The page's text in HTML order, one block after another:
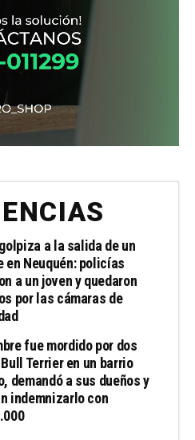
a la salida de un
en Neuquén: policías
a un joven y quedaron
por las cámaras de
fue mordido por dos
Terrier en un barrio
demandó a sus dueños y
indemnizarlo con